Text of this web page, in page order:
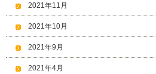
2021年11月
2021年10月
2021年9月
2021年4月